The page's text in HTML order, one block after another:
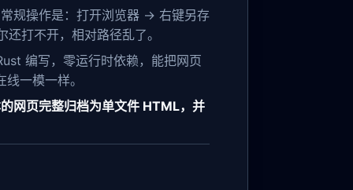
规操作是：打开浏览器 → 右键另存
打不开，相对路径乱了。
编写，零运行时依赖，能把网页
一模一样。
网页完整归档为单文件 HTML，并